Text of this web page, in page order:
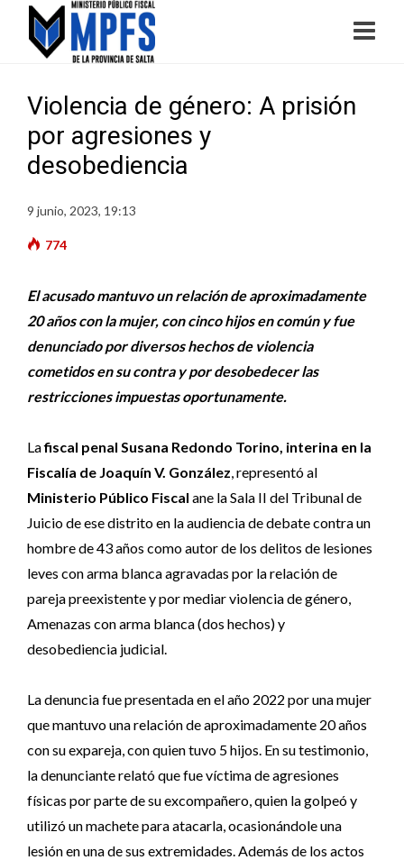
Violencia de género: A prisión
por agresiones y
desobediencia
9 junio, 2023, 19:13
774
El acusado mantuvo un relación de aproximadamente
20 años con la mujer, con cinco hijos en común y fue
denunciado por diversos hechos de violencia
cometidos en su contra y por desobedecer las
restricciones impuestas oportunamente.
Lafiscal penal Susana Redondo Torino, interina en la
Fiscalía de Joaquín V. González, representó al
Ministerio Público Fiscal ane la Sala II del Tribunal de
Juicio de ese distrito en la audiencia de debate contra un
hombre de 43 años como autor de los delitos de lesiones
leves con arma blanca agravadas por la relación de
pareja preexistente y por mediar violencia de género,
Amenazas con arma blanca (dos hechos) y
desobediencia judicial.
La denuncia fue presentada en el año 2022 por una mujer
que mantuvo una relación de aproximadamente 20 años
con su expareja, con quien tuvo 5 hijos. En su testimonio,
la denunciante relató que fue víctima de agresiones
físicas por parte de su excompañero, quien la golpeó y
utilizó un machete para atacarla, ocasionándole una
lesión en una de sus extremidades. Además de los actos